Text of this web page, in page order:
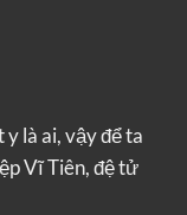
là ai, vậy để ta
Vĩ Tiên, đệ tử